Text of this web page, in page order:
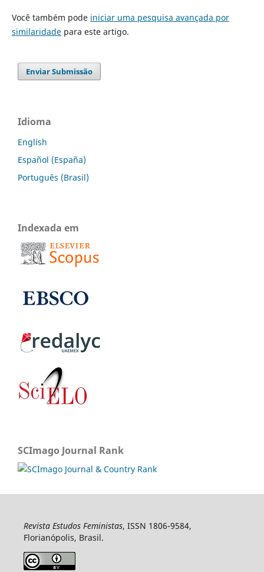
Você também pode iniciar uma pesquisa avançada por
similaridadepara este artigo.
Enviar Submissão
Idioma
English
Español (España)
Português (Brasil)
Indexada em
SCImago Journal Rank
Revista Estudos Feministas, ISSN 1806-9584,
Florianópolis, Brasil.